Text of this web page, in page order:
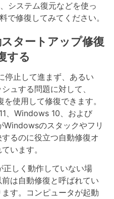
システム復元などを使っ
で修復してみてください。
タートアップ修復
する
停止して進まず、あるい
ュする問題に対して、
使用して修復できます。
、Windows 10、および
のスタックやフリ
るのに役立つ自動修復オ
います。
しく動作していない場
は自動修復と呼ばれてい
す。コンピュータが起動